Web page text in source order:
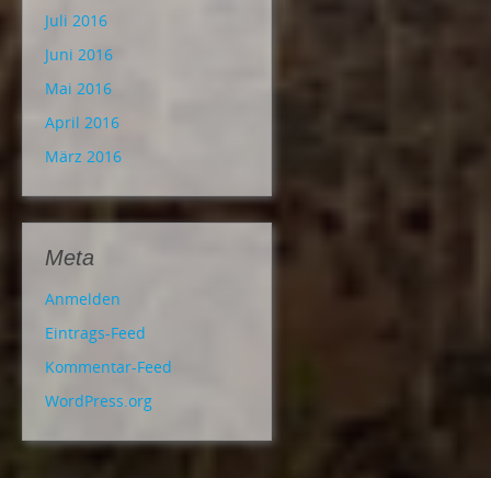
Juli 2016
Juni 2016
Mai 2016
April 2016
März 2016
Meta
Anmelden
Eintrags-Feed
Kommentar-Feed
WordPress.org